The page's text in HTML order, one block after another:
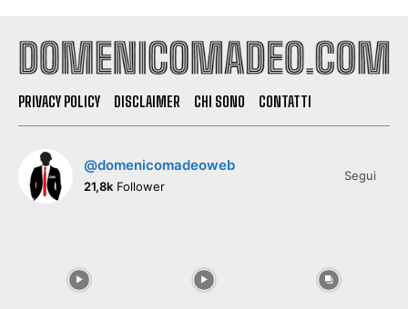
PRIVACY POLICY DISCLAIMER CHI SONO CONTATTI
@domenicomadeoweb
21,8k Follower
Segui